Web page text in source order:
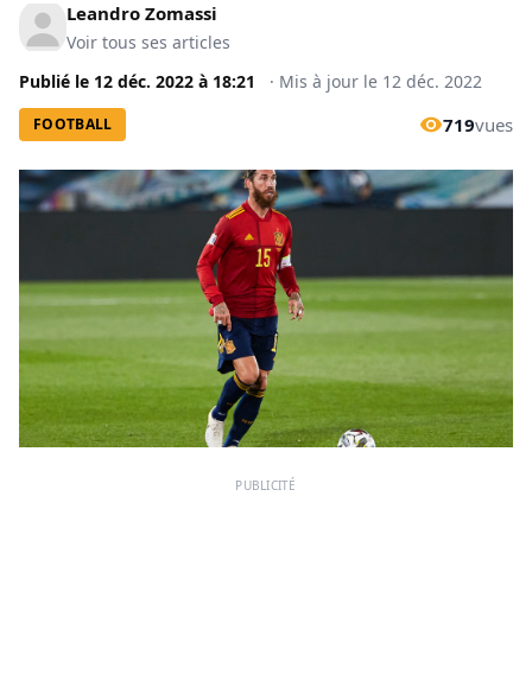
Leandro Zomassi
Voir tous ses articles
Publié le 12 déc. 2022 à 18:21 · Mis à jour le 12 déc. 2022
FOOTBALL 719vues
PUBLICITÉ